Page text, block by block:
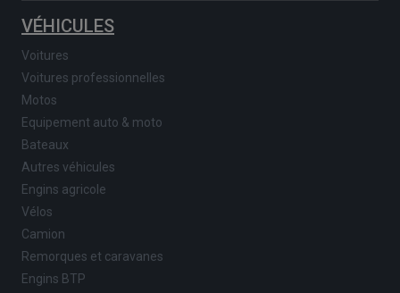
VÉHICULES
Voitures
Voitures professionnelles
Motos
Equipement auto & moto
Bateaux
Autres véhicules
Engins agricole
Vélos
Camion
Remorques et caravanes
Engins BTP